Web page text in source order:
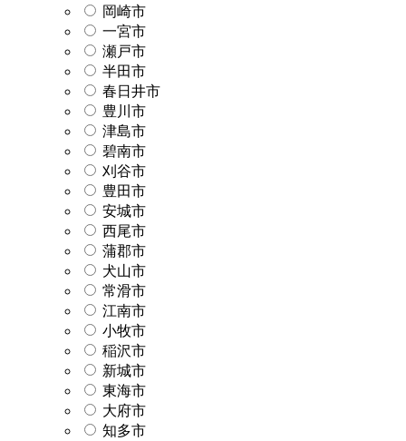
岡崎市
一宮市
瀬戸市
半田市
春日井市
豊川市
津島市
碧南市
刈谷市
豊田市
安城市
西尾市
蒲郡市
犬山市
常滑市
江南市
小牧市
稲沢市
新城市
東海市
大府市
知多市